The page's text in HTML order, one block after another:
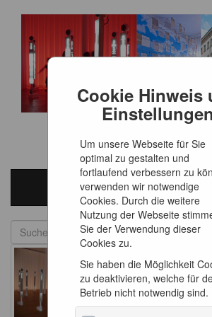
Cookie Hinweis
Einstellungen
Um unsere Webseite für Sie
optimal zu gestalten und
fortlaufend verbessern zu
verwenden wir notwendige
Cookies. Durch die weitere
Nutzung der Webseite
Sie der Verwendung dieser
Cookies zu.
Sie haben die Möglichkeit
zu deaktivieren, welche für
Betrieb nicht notwendig sind.
DE